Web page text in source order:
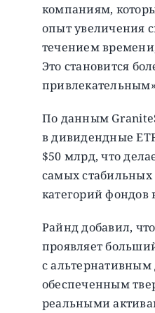
компаниям,
опыт увеличения
течением
Это становится
По данным
в дивидендные
$50 млрд, что
самых
категорий фондов
Райнд добавил,
проявляет
с альтернативным
обеспеченным
реальными